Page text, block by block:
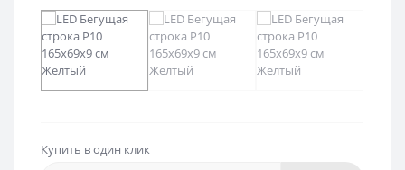
Купить в один клик